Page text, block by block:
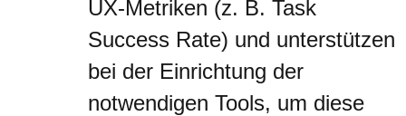
UX-Metriken (z. B. Task
Success Rate) und unterstützen
bei der Einrichtung der
notwendigen Tools, um diese